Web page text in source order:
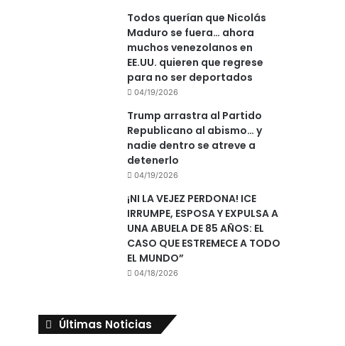
Todos querían que Nicolás
Maduro se fuera… ahora
muchos venezolanos en
EE.UU. quieren que regrese
para no ser deportados
04/19/2026
Trump arrastra al Partido
Republicano al abismo… y
nadie dentro se atreve a
detenerlo
04/19/2026
¡NI LA VEJEZ PERDONA! ICE
IRRUMPE, ESPOSA Y EXPULSA A
UNA ABUELA DE 85 AÑOS: EL
CASO QUE ESTREMECE A TODO
EL MUNDO”
04/18/2026
Últimas Noticias